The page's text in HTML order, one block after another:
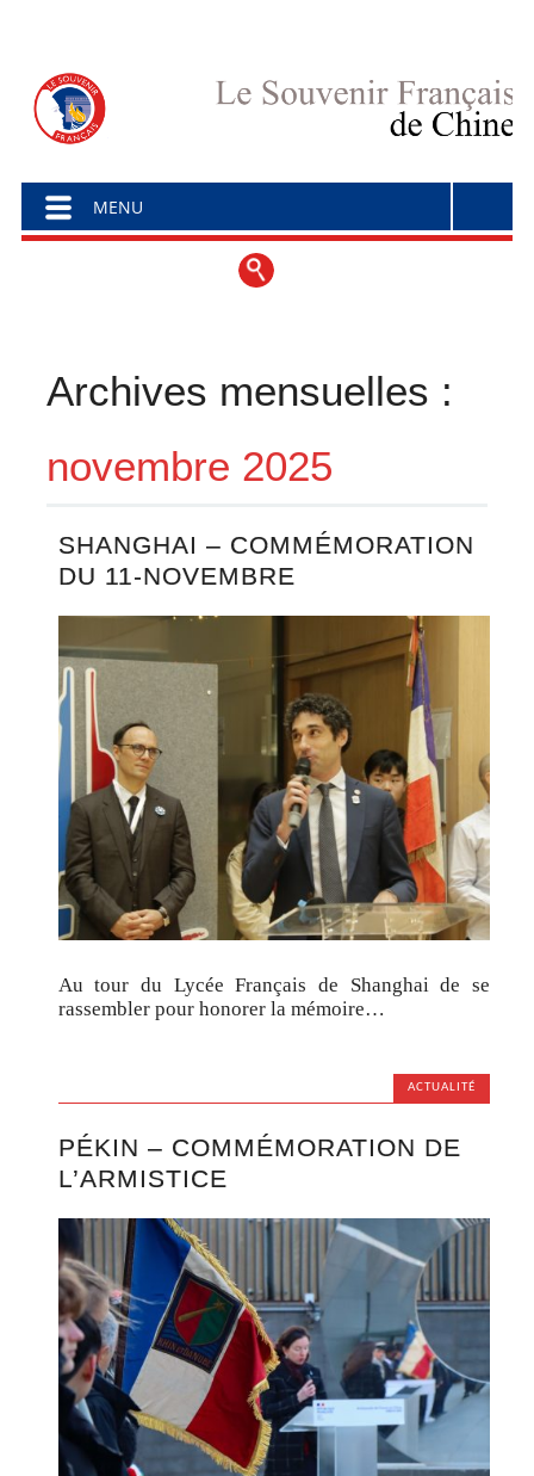
Menu principal
Aller au contenu
MENU
Archives mensuelles :
novembre 2025
SHANGHAI – COMMÉMORATION
DU 11-NOVEMBRE
Au tour du Lycée Français de Shanghai de se
rassembler pour honorer la mémoire…
ACTUALITÉ
PÉKIN – COMMÉMORATION DE
L’ARMISTICE